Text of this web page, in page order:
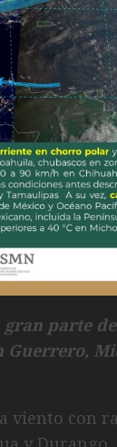
parte
Guerrero,
viento con